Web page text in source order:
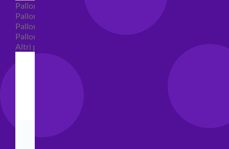
Palloncini Bubble
Palloncini numeri e lettere
Palloncini numeri e lettere piccoli
Palloncini numeri e lettere grandi
Altri palloncini numeri e lettere